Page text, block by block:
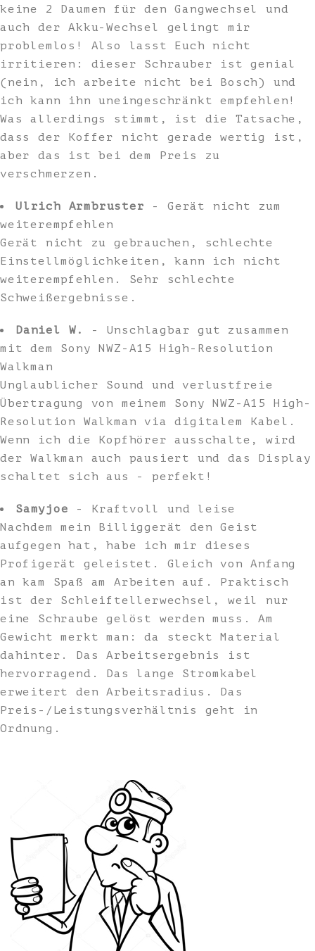
keine 2 Daumen für den Gangwechsel und
auch der Akku-Wechsel gelingt mir
problemlos! Also lasst Euch nicht
irritieren: dieser Schrauber ist genial
(nein, ich arbeite nicht bei Bosch) und
ich kann ihn uneingeschränkt empfehlen!
Was allerdings stimmt, ist die Tatsache,
dass der Koffer nicht gerade wertig ist,
aber das ist bei dem Preis zu
verschmerzen.
Ulrich Armbruster - Gerät nicht zum
weiterempfehlen
Gerät nicht zu gebrauchen, schlechte
Einstellmöglichkeiten, kann ich nicht
weiterempfehlen. Sehr schlechte
Schweißergebnisse.
Daniel W.
- Unschlagbar gut zusammen
mit dem Sony NWZ-A15 High-Resolution
Walkman
Unglaublicher Sound und verlustfreie
Übertragung von meinem Sony NWZ-A15 High-
Resolution Walkman via digitalem Kabel.
Wenn ich die Kopfhörer ausschalte, wird
der Walkman auch pausiert und das Display
schaltet sich aus - perfekt!
Samyjoe - Kraftvoll und leise
Nachdem mein Billiggerät den Geist
aufgegen hat, habe ich mir dieses
Profigerät geleistet. Gleich von Anfang
an kam Spaß am Arbeiten auf. Praktisch
ist der Schleiftellerwechsel, weil nur
eine Schraube gelöst werden muss. Am
Gewicht merkt man: da steckt Material
dahinter. Das Arbeitsergebnis ist
hervorragend. Das lange Stromkabel
erweitert den Arbeitsradius. Das
Preis-/Leistungsverhältnis geht in
Ordnung.